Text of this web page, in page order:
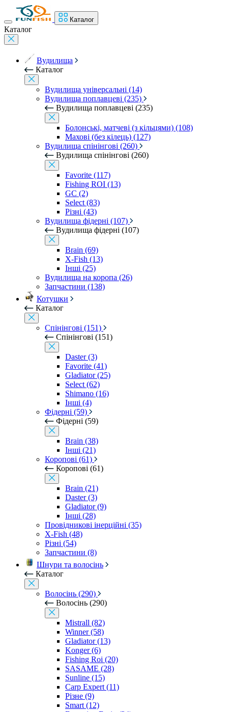
Каталог
Каталог
Вудилища
Каталог
Вудилища універсальні (14)
Вудилища поплавцеві (235)
Вудилища поплавцеві (235)
Болонські, матчеві (з кільцями) (108)
Махові (без кілець) (127)
Вудилища спінінгові (260)
Вудилища спінінгові (260)
Favorite (117)
Fishing ROI (13)
GC (2)
Select (83)
Різні (43)
Вудилища фідерні (107)
Вудилища фідерні (107)
Brain (69)
X-Fish (13)
Інші (25)
Вудилища на коропа (26)
Запчастини (138)
Котушки
Каталог
Спінінгові (151)
Спінінгові (151)
Daster (3)
Favorite (41)
Gladiator (25)
Select (62)
Shimano (16)
Інші (4)
Фідерні (59)
Фідерні (59)
Brain (38)
Інші (21)
Коропові (61)
Коропові (61)
Brain (21)
Daster (3)
Gladiator (9)
Інші (28)
Провідникові інерційні (35)
X-Fish (48)
Різні (54)
Запчастини (8)
Шнури та волосінь
Каталог
Волосінь (290)
Волосінь (290)
Mistrall (82)
Winner (58)
Gladiator (13)
Konger (6)
Fishing Roi (20)
SASAME (28)
Sunline (15)
Carp Expert (11)
Різне (9)
Smart (12)